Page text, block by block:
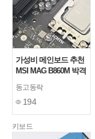
가성비 메인보드 추천
MSI MAG B860M 박격
동고동락
194
키보드